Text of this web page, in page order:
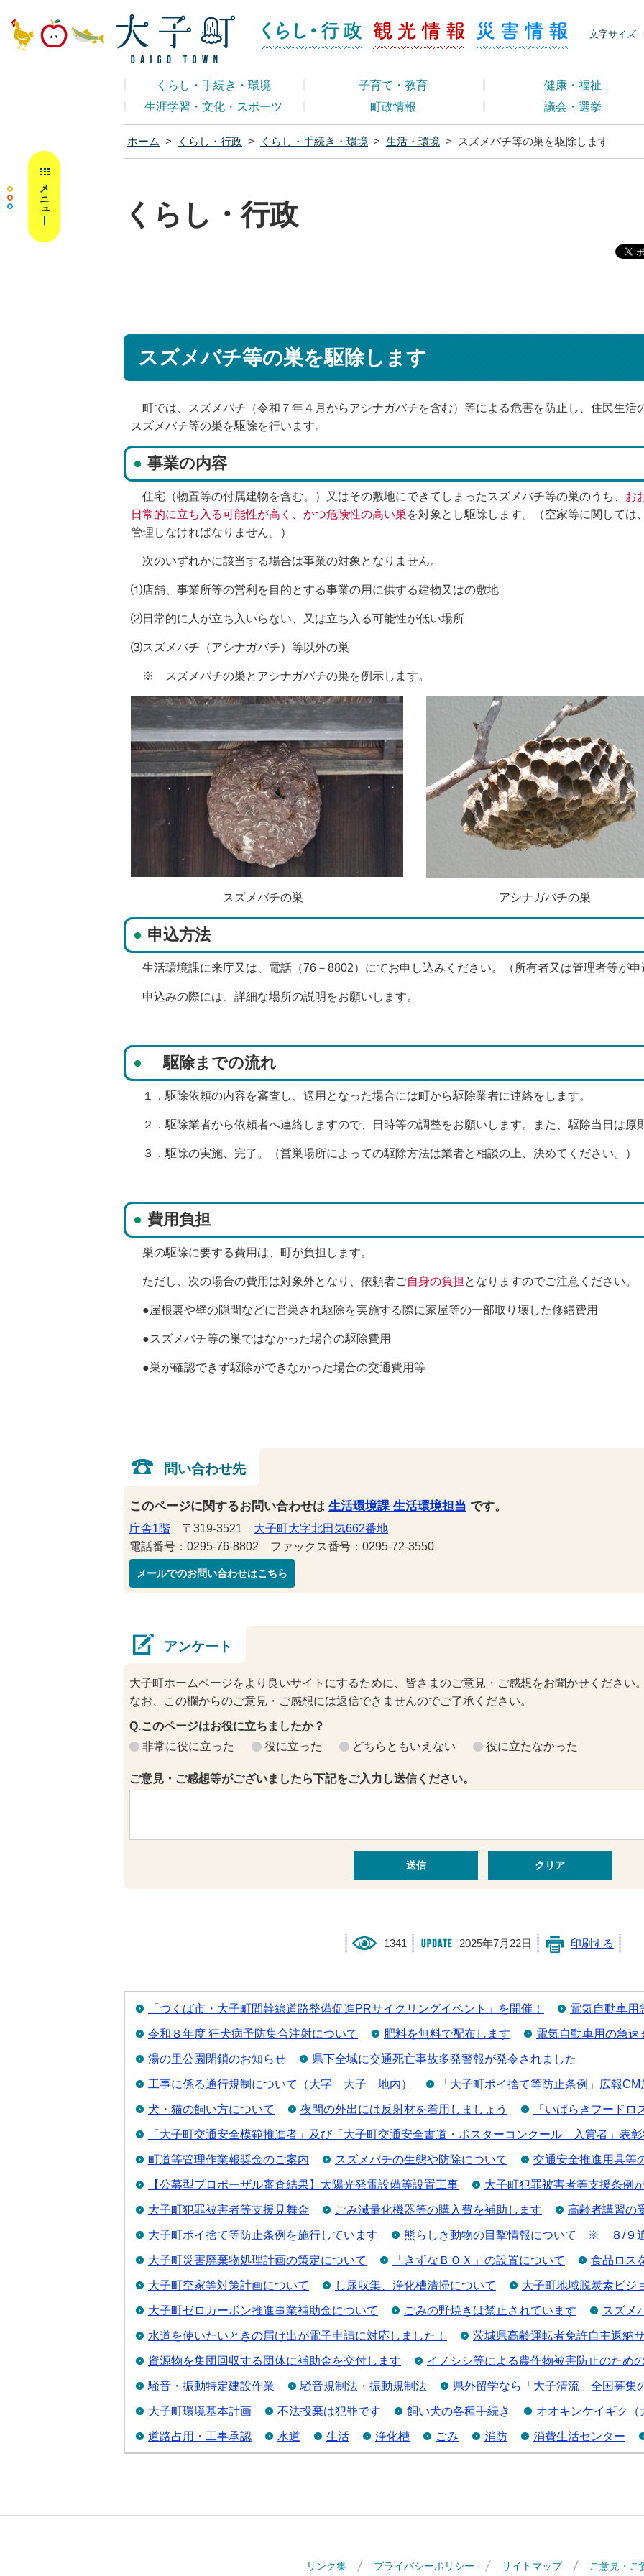
大子町ホームページ くらし・行政
文字サイズ
くらし・行政 観光情報 災害情報
くらし・手続き・環境 子育て・教育
健康・福祉
生涯学習・文化・スポーツ
町政情報 議会・選挙
ホーム > くらし・行政 > くらし・手続き・環境 > 生活・環境 > スズメバチ等の巣を駆除します
くらし・行政
スズメバチ等の巣を駆除します
町では、スズメバチ（令和７年４月からアシナガバチを含む）等による危害を防止し、住民生活
スズメバチ等の巣を駆除を行います。
事業の内容
住宅（物置等の付属建物を含む。）又はその敷地にできてしまったスズメバチ等の巣のうち、 お
日常的に立ち入る可能性が高く、かつ危険性の高い巣を対象とし駆除します。（空家等に関して
管理しなければなりません。）
次のいずれかに該当する場合は事業の対象となりません。
⑴店舗、事業所等の営利を目的とする事業の用に供する建物又はの敷地
⑵日常的に人が立ち入いらない、又は立ち入る可能性が低い場所
⑶スズメバチ（アシナガバチ）等以外の巣
※ スズメバチの巣とアシナガバチの巣を例示します。
スズメバチの巣 アシナガバチの巣
申込方法
生活環境課に来庁又は、電話（76－8802）にてお申し込みください。（所有者又は管理者等が
申込みの際には、詳細な場所の説明をお願いします。
駆除までの流れ
１．駆除依頼の内容を審査し、適用となった場合には町から駆除業者に連絡をします。
２．駆除業者から依頼者へ連絡しますので、日時等の調整をお願いします。また、駆除当日は原
３．駆除の実施、完了。（営巣場所によっての駆除方法は業者と相談の上、決めてください。）
費用負担
巣の駆除に要する費用は、町が負担します。
ただし、次の場合の費用は対象外となり、依頼者ご自身の負担 となりますのでご注意ください。
●屋根裏や壁の隙間などに営巣され駆除を実施する際に家屋等の一部取り壊した修繕費用
●スズメバチ等の巣ではなかった場合の駆除費用
●巣が確認できず駆除ができなかった場合の交通費用等
問い合わせ先
このページに関するお問い合わせは 生活環境課 生活環境担当 です。
庁舎1階 〒319-3521 大子町大字北田気662番地
電話番号：0295-76-8802 ファックス番号：0295-72-3550
メールでのお問い合わせはこちら
アンケート
大子町ホームページをより良いサイトにするために、皆さまのご意見・ご感想をお聞かせください
なお、この欄からのご意見・ご感想には返信できませんのでご了承ください。
Q.このページはお役に立ちましたか？
非常に役に立った
役に立った どちらともいえない 役に立たなかった
ご意見・ご感想等がございましたら下記をご入力し送信ください。
1341 2025年7月22日 印刷する
「つくば市・大子町間幹線道路整備促進PRサイクリングイベント」を開催！ 電気自動車用
令和８年度 狂犬病予防集合注射について 肥料を無料で配布します 電気自動車用の急
湯の里公園閉鎖のお知らせ 県下全域に交通死亡事故多発警報が発令されました
工事に係る通行規制について（大字 大子 地内） 「大子町ポイ捨て等防止条例」広報
犬・猫の飼い方について 夜間の外出には反射材を着用しましょう 「いばらきフード
「大子町交通安全模範推進者」及び「大子町交通安全書道・ポスターコンクール 入賞者」表
町道等管理作業報奨金のご案内 スズメバチの生態や防除について 交通安全推進用具等
【公募型プロポーザル審査結果】太陽光発電設備等設置工事 大子町犯罪被害者等支援条例
大子町犯罪被害者等支援見舞金 ごみ減量化機器等の購入費を補助します 高齢者講習の
大子町ポイ捨て等防止条例を施行しています 熊らしき動物の目撃情報について ※ ８/９
大子町災害廃棄物処理計画の策定について 「きずなＢＯＸ」の設置について 食品ロス
大子町空家等対策計画について し尿収集、浄化槽清掃について 大子町地域脱炭素ビジ
大子町ゼロカーボン推進事業補助金について ごみの野焼きは禁止されています スズメ
水道を使いたいときの届け出が電子申請に対応しました！ 茨城県高齢運転者免許自主返納
資源物を集団回収する団体に補助金を交付します イノシシ等による農作物被害防止のため
騒音・振動特定建設作業 騒音規制法・振動規制法 県外留学なら「大子清流」全国募集
大子町環境基本計画 不法投棄は犯罪です 飼い犬の各種手続き オオキンケイギク
道路占用・工事承認 水道 生活 浄化槽 ごみ 消防 消費生活センター
リンク集 プライバシーポリシー サイトマップ ご意見・ご